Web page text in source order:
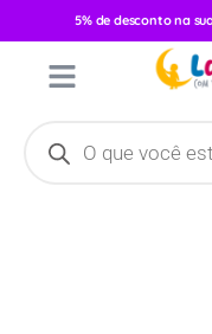
5% de desconto na
/
Masculino Panda